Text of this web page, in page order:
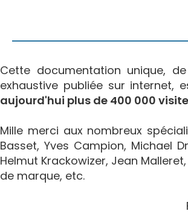
Cette documentation unique,
exhaustive publiée sur internet,
aujourd'hui plus de 400 000
Mille merci aux nombreux
Basset, Yves Campion, Michael
Helmut Krackowizer, Jean
de marque, etc.